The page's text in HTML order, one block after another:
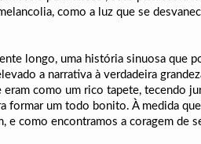
como a luz que se
longo, uma história sinuosa que
a narrativa à verdadeira
como um rico tapete, tecendo
um todo bonito. À medida
e como encontramos a coragem de